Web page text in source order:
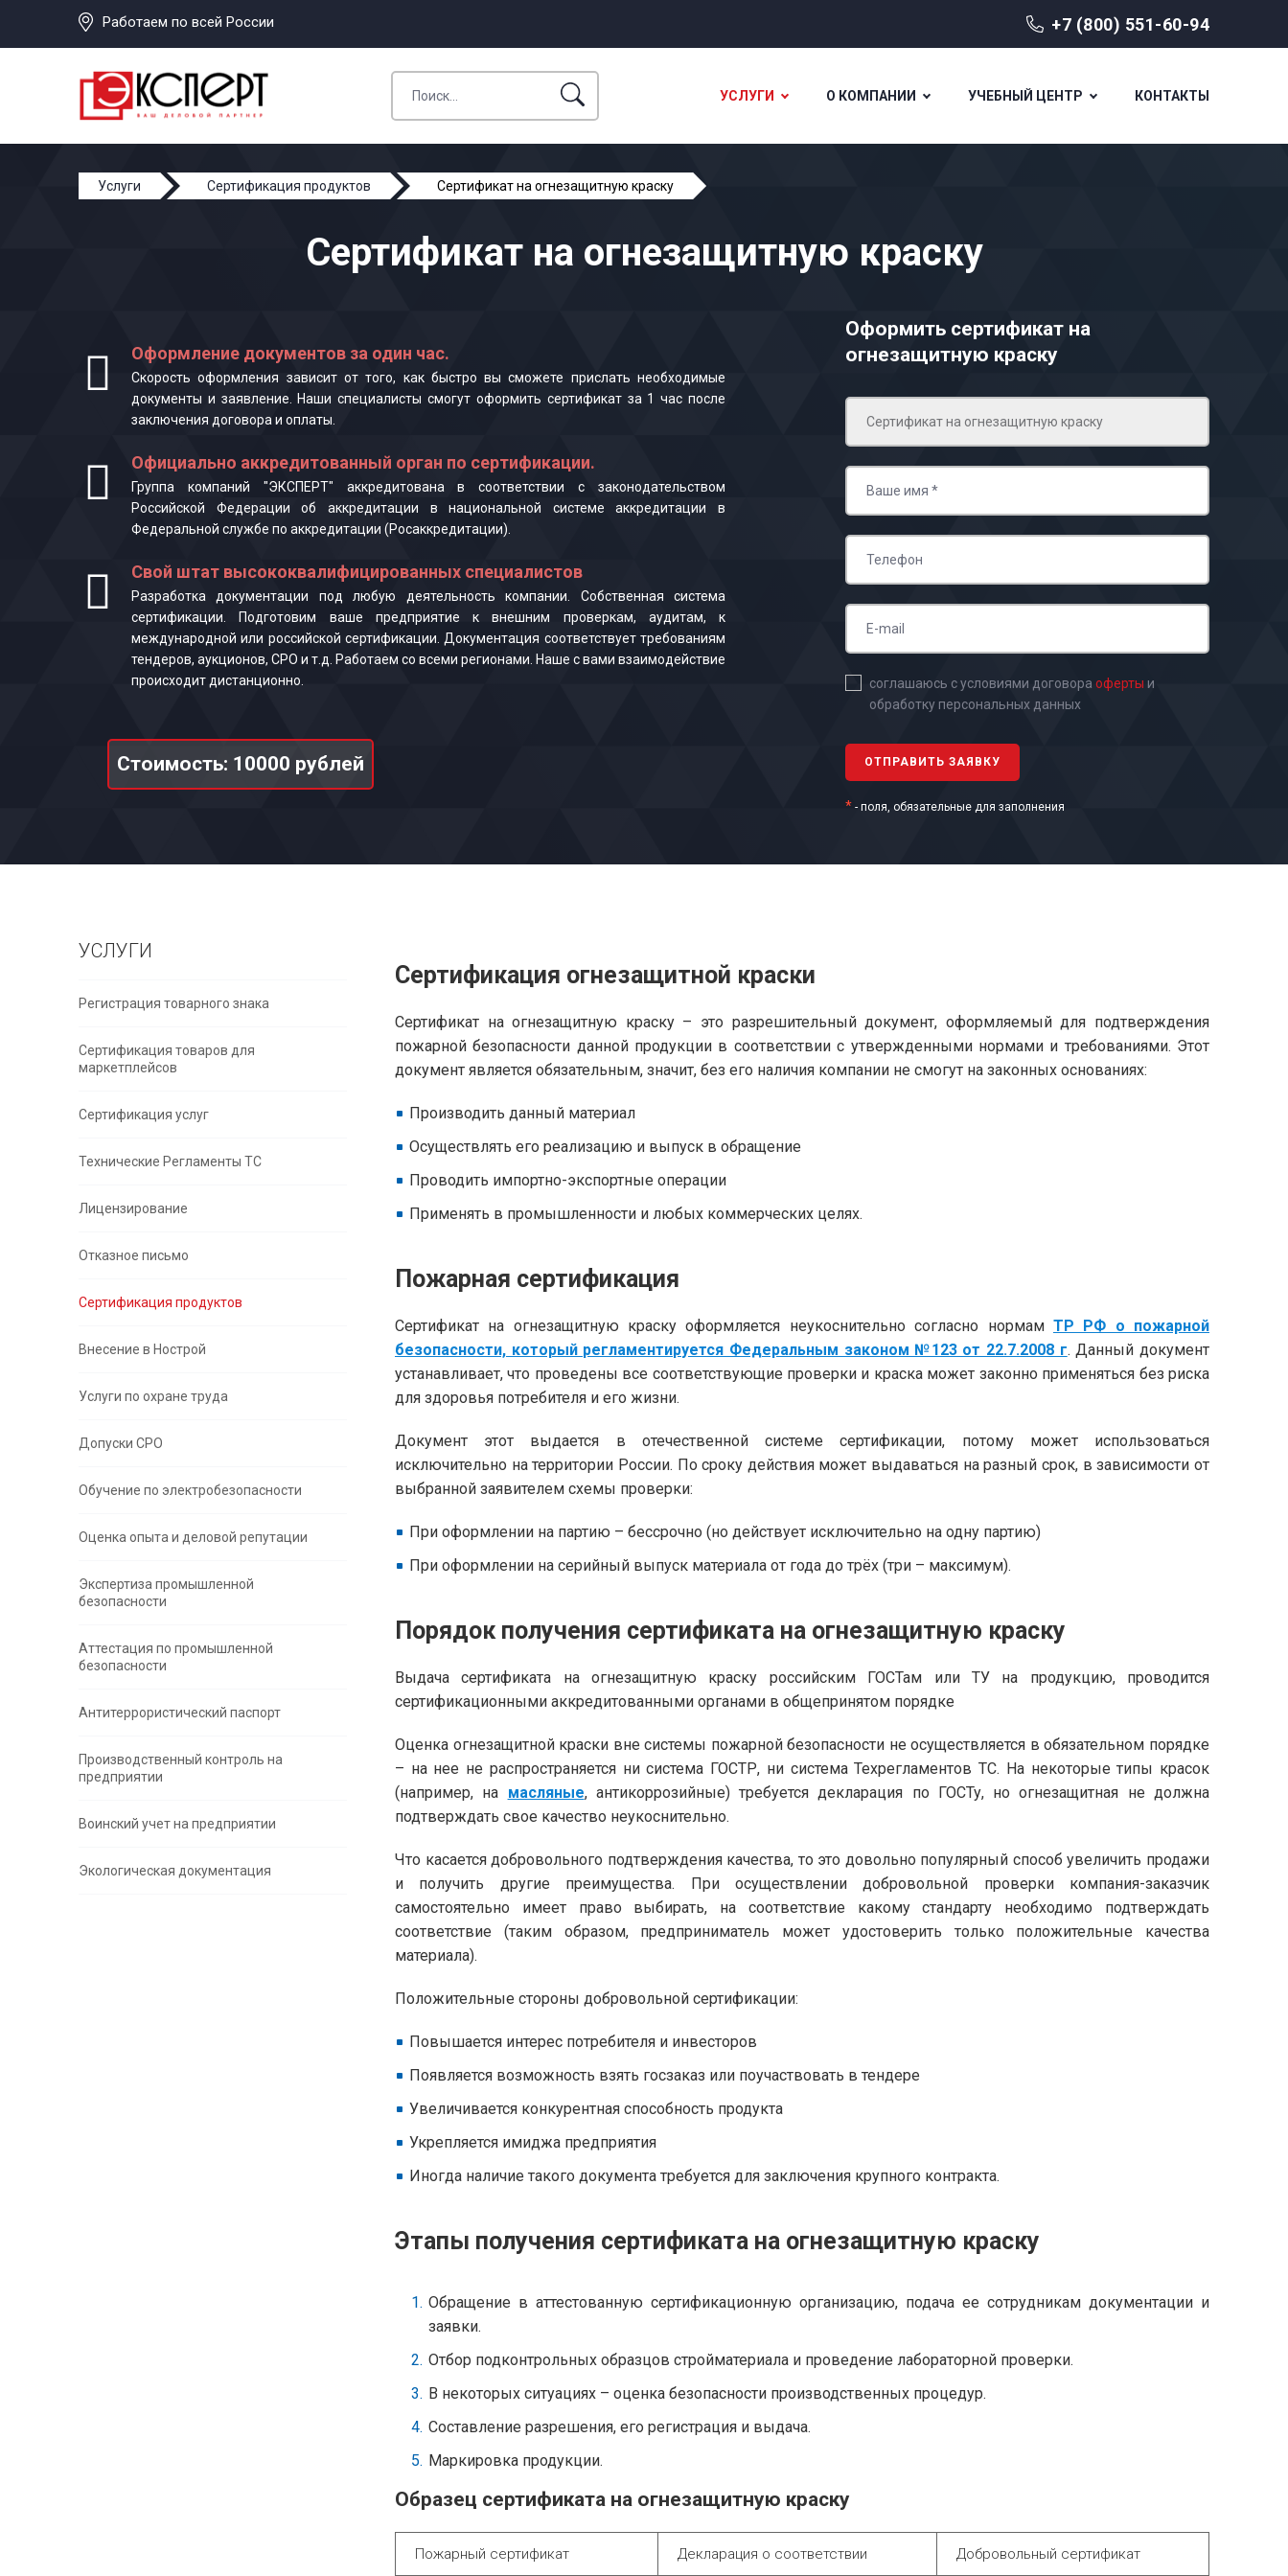
Работаем по всей России +7 (800) 551-60-94
УСЛУГИ О КОМПАНИИ УЧЕБНЫЙ ЦЕНТР КОНТАКТЫ
Услуги Сертификация продуктов Сертификат на огнезащитную краску
Сертификат на огнезащитную краску
Оформление документов за один час.
Скорость оформления зависит от того, как быстро вы сможете прислать необходимые
документы и заявление. Наши специалисты смогут оформить сертификат за 1 час после
заключения договора и оплаты.
Официально аккредитованный орган по сертификации.
Группа компаний "ЭКСПЕРТ" аккредитована в соответствии с законодательством
Российской Федерации об аккредитации в национальной системе аккредитации в
Федеральной службе по аккредитации (Росаккредитации).
Свой штат высококвалифицированных специалистов
Разработка документации под любую деятельность компании. Собственная система
сертификации. Подготовим ваше предприятие к внешним проверкам, аудитам, к
международной или российской сертификации. Документация соответствует требованиям
тендеров, аукционов, СРО и т.д. Работаем со всеми регионами. Наше с вами взаимодействие
происходит дистанционно.
Стоимость: 10000 рублей
Оформить сертификат на
огнезащитную краску
соглашаюсь с условиями договора оферты и
обработку персональных данных
* - поля, обязательные для заполнения
УСЛУГИ
Регистрация товарного знака
Сертификация товаров для
маркетплейсов
Сертификация услуг
Технические Регламенты ТС
Лицензирование
Отказное письмо
Сертификация продуктов
Внесение в Нострой
Услуги по охране труда
Допуски СРО
Обучение по электробезопасности
Оценка опыта и деловой репутации
Экспертиза промышленной
безопасности
Аттестация по промышленной
безопасности
Антитеррористический паспорт
Производственный контроль на
предприятии
Воинский учет на предприятии
Экологическая документация
Сертификация огнезащитной краски
Сертификат на огнезащитную краску – это разрешительный документ, оформляемый для подтверждения
пожарной безопасности данной продукции в соответствии с утвержденными нормами и требованиями. Этот
документ является обязательным, значит, без его наличия компании не смогут на законных основаниях:
Производить данный материал
Осуществлять его реализацию и выпуск в обращение
Проводить импортно-экспортные операции
Применять в промышленности и любых коммерческих целях.
Пожарная сертификация
Сертификат на огнезащитную краску оформляется неукоснительно согласно нормам ТР РФ о пожарной
безопасности, который регламентируется Федеральным законом №123 от 22.7.2008 г. Данный документ
устанавливает, что проведены все соответствующие проверки и краска может законно применяться без риска
для здоровья потребителя и его жизни.
Документ этот выдается в отечественной системе сертификации, потому может использоваться
исключительно на территории России. По сроку действия может выдаваться на разный срок, в зависимости от
выбранной заявителем схемы проверки:
При оформлении на партию – бессрочно (но действует исключительно на одну партию)
При оформлении на серийный выпуск материала от года до трёх (три – максимум).
Порядок получения сертификата на огнезащитную краску
Выдача сертификата на огнезащитную краску российским ГОСТам или ТУ на продукцию, проводится
сертификационными аккредитованными органами в общепринятом порядке
Оценка огнезащитной краски вне системы пожарной безопасности не осуществляется в обязательном порядке
– на нее не распространяется ни система ГОСТР, ни система Техрегламентов ТС. На некоторые типы красок
(например, на масляные, антикоррозийные) требуется декларация по ГОСТу, но огнезащитная не должна
подтверждать свое качество неукоснительно.
Что касается добровольного подтверждения качества, то это довольно популярный способ увеличить продажи
и получить другие преимущества. При осуществлении добровольной проверки компания-заказчик
самостоятельно имеет право выбирать, на соответствие какому стандарту необходимо подтверждать
соответствие (таким образом, предприниматель может удостоверить только положительные качества
материала).
Положительные стороны добровольной сертификации:
Повышается интерес потребителя и инвесторов
Появляется возможность взять госзаказ или поучаствовать в тендере
Увеличивается конкурентная способность продукта
Укрепляется имиджа предприятия
Иногда наличие такого документа требуется для заключения крупного контракта.
Этапы получения сертификата на огнезащитную краску
Обращение в аттестованную сертификационную организацию, подача ее сотрудникам документации и
заявки.
Отбор подконтрольных образцов стройматериала и проведение лабораторной проверки.
В некоторых ситуациях – оценка безопасности производственных процедур.
Составление разрешения, его регистрация и выдача.
Маркировка продукции.
Образец сертификата на огнезащитную краску
Пожарный сертификат Декларация о соответствии Добровольный сертификат